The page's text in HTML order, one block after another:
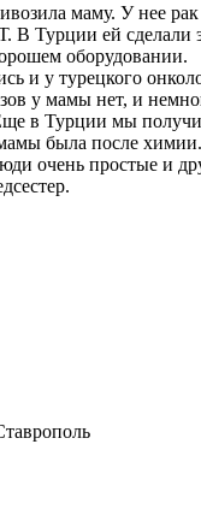
маму. У нее рак
В Турции ей сделали
оборудовании.
и у турецкого
у мамы нет, и
в Турции мы
была после
очень простые и